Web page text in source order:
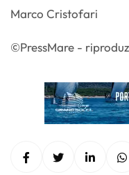
Marco Cristofari
©PressMare -